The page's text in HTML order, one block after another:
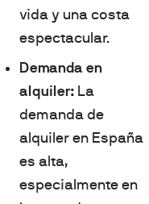
vida y una costa
espectacular.
Demanda en
alquiler: La
demanda de
alquiler en España
es alta,
especialmente en